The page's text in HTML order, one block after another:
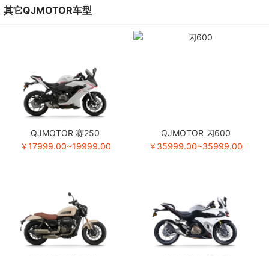
其它QJMOTOR车型
QJMOTOR 赛250
￥17999.00~19999.00
QJMOTOR 闪600
￥35999.00~35999.00